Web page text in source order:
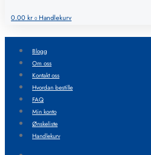
0.00kr 0 Handlekurv
Blogg
Om oss
Kontakt oss
Hvordan bestille
FAQ
Min konto
Ønskeliste
Handlekurv